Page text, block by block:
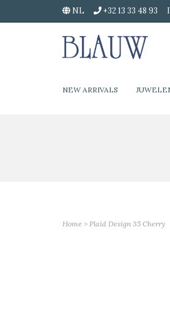
NL +32 13 33 48 93
NEW ARRIVALS
Home > Plaid Design 35 Cherry